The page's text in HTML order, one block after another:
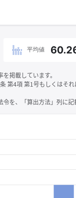
平均値
掲載しています。
第4項 第1号もしくはそ
令を、「算出方法」列に